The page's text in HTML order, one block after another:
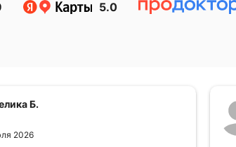
5.0
Б.
2026